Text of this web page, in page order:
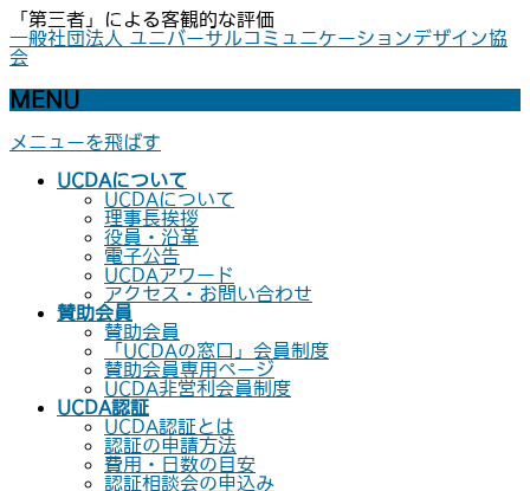
「第三者」による客観的な評価
一般社団法人 ユニバーサルコミュニケーションデザイン協
会
MENU
メニューを飛ばす
UCDAについて
UCDAについて
理事長挨拶
役員・沿革
電子公告
UCDAアワード
アクセス・お問い合わせ
賛助会員
賛助会員
「UCDAの窓口」会員制度
賛助会員専用ページ
UCDA非営利会員制度
UCDA認証
UCDA認証とは
認証の申請方法
費用・日数の目安
認証相談会の申込み